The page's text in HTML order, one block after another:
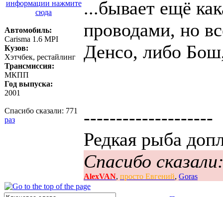
Автомобиль:
Carisma 1.6 MPI
Кузов:
Хэтчбек, рестайлинг
Трансмиссия:
МКПП
Год выпуска:
2001
Спасибо сказали: 771
раз
...бывает ещё
проводами, но
Денсо, либо
--------------------
Редкая рыба
Спасибо
AlexVAN, просто Евгений, Goras